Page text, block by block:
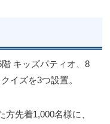
キッズパティオ、8
イズを3つ設置。
先着1,000名様に、